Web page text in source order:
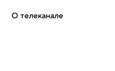
О телеканале